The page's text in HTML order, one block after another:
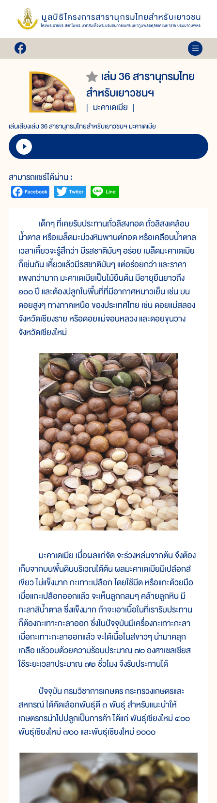
เล่ม 36 สารานุกรมไทย
สำหรับเยาวชนฯ
มะคาเดเมีย
เล่นเสียงเล่ม 36 สารานุกรมไทยสำหรับเยาวชนฯ มะคาเดเมีย
สามารถแชร์ได้ผ่าน :
เด็กๆ ที่เคยรับประทานถั่วลิสงทอด ถั่วลิสงเคลือบ
น้ำตาล หรือเมล็ดมะม่วงหิมพานต์ทอด หรือเคลือบน้ำตาล
เวลาเคี้ยวจะรู้สึกว่า มีรสชาติมันๆ อร่อย เมล็ดมะคาเดเมีย
ก็เช่นกัน เคี้ยวแล้วมีรสชาติมันๆ แต่อร่อยกว่า และราคา
แพงกว่ามาก มะคาเดเมียเป็นไม้ยืนต้น มีอายุยืนยาวถึง
๑๐๐ ปี และต้องปลูกในพื้นที่ที่มีอากาศหนาวเย็น เช่น บน
ดอยสูงๆ ทางภาคเหนือ ของประเทศไทย เช่น ดอยแม่สลอง
จังหวัดเชียงราย หรือดอยแม่จอนหลวง และดอยขุนวาง
จังหวัดเชียงใหม่
มะคาเดเมีย เมื่อผลแก่จัด จะร่วงหล่นจากต้น จึงต้อง
เก็บจากบนพื้นดินบริเวณใต้ต้น ผลมะคาเดเมียมีเปลือกสี
เขียว ไม่แข็งมาก กะเทาะเปลือก โดยใช้มีด หรือแกะด้วยมือ
เมื่อแกะเปลือกออกแล้ว จะเห็นลูกกลมๆ คล้ายลูกหิน มี
กะลาสีน้ำตาล ซึ่งแข็งมาก ถ้าจะเอาเนื้อในที่เรารับประทาน
ก็ต้องกะเทาะกะลาออก ซึ่งในปัจจุบันมีเครื่องกะเทาะกะลา
เมื่อกะเทาะกะลาออกแล้ว จะได้เนื้อในสีขาวๆ นำมาคลุก
เกลือ แล้วอบด้วยความร้อนประมาณ ๗๐ องศาเซลเซียส
ใช้ระยะเวลาประมาณ ๗๒ ชั่วโมง จึงรับประทานได้
ปัจจุบัน กรมวิชาการเกษตร กระทรวงเกษตรและ
สหกรณ์ ได้คัดเลือกพันธุ์ดี ๓ พันธุ์ สำหรับแนะนำให้
เกษตรกรนำไปปลูกเป็นการค้า ได้แก่ พันธุ์เชียงใหม่ ๔๐๐
พันธุ์เชียงใหม่ ๗๐๐ และพันธุ์เชียงใหม่ ๑๐๐๐